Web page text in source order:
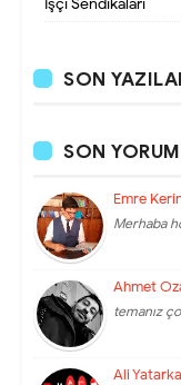
SON
SON
Emre
Merhaba
Ahmet
temanız
Ali